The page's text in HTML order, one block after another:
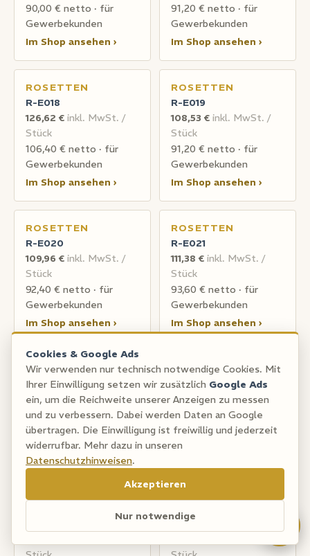
90,00 € netto · für
Gewerbekunden
Im Shop ansehen ›
91,20 € netto · für
Gewerbekunden
Im Shop ansehen ›
ROSETTEN
R-E018
126,62 € inkl. MwSt. /
Stück
106,40 € netto · für
Gewerbekunden
Im Shop ansehen ›
ROSETTEN
R-E019
108,53 € inkl. MwSt. /
Stück
91,20 € netto · für
Gewerbekunden
Im Shop ansehen ›
ROSETTEN
R-E020
109,96 € inkl. MwSt. /
Stück
92,40 € netto · für
Gewerbekunden
Im Shop ansehen ›
ROSETTEN
R-E021
111,38 € inkl. MwSt. /
Stück
93,60 € netto · für
Gewerbekunden
Im Shop ansehen ›
ROSETTEN
R-E022
114,24 € inkl. MwSt. /
Stück
96,00 € netto · für
Gewerbekunden
Im Shop ansehen ›
ROSETTEN
R-E023
114,24 €inkl. MwSt. /
Stück
96,00 € netto · für
Gewerbekunden
ROSETTEN
R-F001
Cookies & Google Ads
Wir verwenden nur technisch notwendige Cookies. Mit
Ihrer Einwilligung setzen wir zusätzlich Google Ads
ein, um die Reichweite unserer Anzeigen zu messen
und zu verbessern. Dabei werden Daten an Google
übertragen. Die Einwilligung ist freiwillig und jederzeit
widerrufbar. Mehr dazu in unseren
Datenschutzhinweisen.
Nur notwendige
Akzeptieren
?